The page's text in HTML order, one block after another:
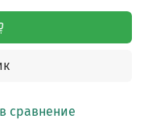
сравнение